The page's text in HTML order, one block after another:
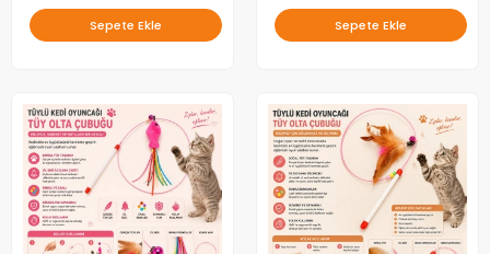
Sepete Ekle Sepete Ekle